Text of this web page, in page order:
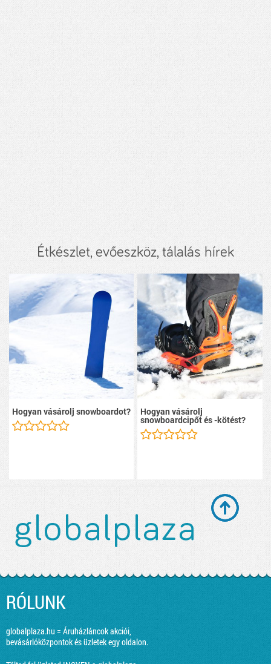
Étkészlet, evőeszköz, tálalás hírek
Hogyan vásárolj snowboardot? Hogyan vásárolj
snowboardcipőt és -kötést?
RÓLUNK
globalplaza.hu = Áruházláncok akciói,
bevásárlóközpontok és üzletek egy oldalon.